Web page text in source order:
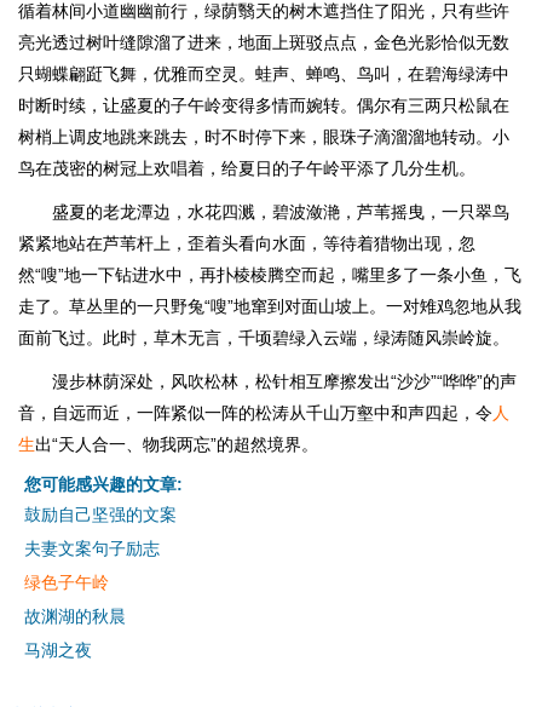
循着林间小道幽幽前行，绿荫翳天的树木遮挡住了阳光，只有些许
亮光透过树叶缝隙溜了进来，地面上斑驳点点，金色光影恰似无数
只蝴蝶翩跹飞舞，优雅而空灵。蛙声、蝉鸣、鸟叫，在碧海绿涛中
时断时续，让盛夏的子午岭变得多情而婉转。偶尔有三两只松鼠在
树梢上调皮地跳来跳去，时不时停下来，眼珠子滴溜溜地转动。小
鸟在茂密的树冠上欢唱着，给夏日的子午岭平添了几分生机。
盛夏的老龙潭边，水花四溅，碧波潋滟，芦苇摇曳，一只翠鸟
紧紧地站在芦苇杆上，歪着头看向水面，等待着猎物出现，忽
然“嗖”地一下钻进水中，再扑棱棱腾空而起，嘴里多了一条小鱼，飞
走了。草丛里的一只野兔“嗖”地窜到对面山坡上。一对雉鸡忽地从我
面前飞过。此时，草木无言，千顷碧绿入云端，绿涛随风崇岭旋。
漫步林荫深处，风吹松林，松针相互摩擦发出“沙沙”“哗哗”的声
音，自远而近，一阵紧似一阵的松涛从千山万壑中和声四起，令人
生出“天人合一、物我两忘”的超然境界。
您可能感兴趣的文章:
鼓励自己坚强的文案
夫妻文案句子励志
绿色子午岭
故渊湖的秋晨
马湖之夜